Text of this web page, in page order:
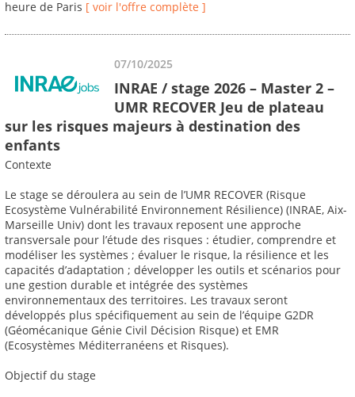
heure de Paris [ voir l'offre complète ]
07/10/2025
INRAE / stage 2026 – Master 2 –
UMR RECOVER Jeu de plateau
sur les risques majeurs à destination des
enfants
Contexte
Le stage se déroulera au sein de l’UMR RECOVER (Risque
Ecosystème Vulnérabilité Environnement Résilience) (INRAE, Aix-
Marseille Univ) dont les travaux reposent une approche
transversale pour l’étude des risques : étudier, comprendre et
modéliser les systèmes ; évaluer le risque, la résilience et les
capacités d’adaptation ; développer les outils et scénarios pour
une gestion durable et intégrée des systèmes
environnementaux des territoires. Les travaux seront
développés plus spécifiquement au sein de l’équipe G2DR
(Géomécanique Génie Civil Décision Risque) et EMR
(Ecosystèmes Méditerranéens et Risques).
Objectif du stage